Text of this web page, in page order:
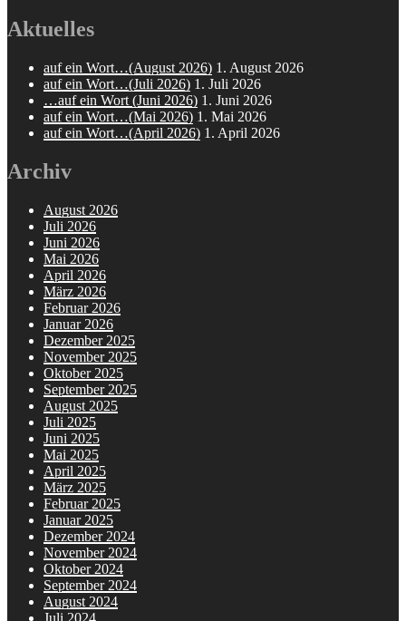
Aktuelles
auf ein Wort…(August 2026) 1. August 2026
auf ein Wort…(Juli 2026) 1. Juli 2026
…auf ein Wort (Juni 2026) 1. Juni 2026
auf ein Wort…(Mai 2026) 1. Mai 2026
auf ein Wort…(April 2026) 1. April 2026
Archiv
August 2026
Juli 2026
Juni 2026
Mai 2026
April 2026
März 2026
Februar 2026
Januar 2026
Dezember 2025
November 2025
Oktober 2025
September 2025
August 2025
Juli 2025
Juni 2025
Mai 2025
April 2025
März 2025
Februar 2025
Januar 2025
Dezember 2024
November 2024
Oktober 2024
September 2024
August 2024
Juli 2024